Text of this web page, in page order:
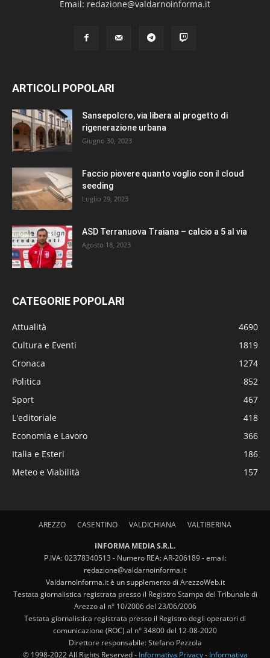
Email: redazione@valdarnoinforma.it
ARTICOLI POPOLARI
Sansepolcro, via libera al progetto di
rigenerazione urbana
Giugno 30, 2023
Faccio piovere quanto voglio con il cloud
seeding
Luglio 29, 2023
ASD Terranuova Traiana – calcio a 5 al via
Agosto 18, 2023
CATEGORIE POPOLARI
Attualità
4690
Cultura e Eventi
1819
Cronaca
1274
Politica
852
Sport
467
L'editoriale
418
Economia e Lavoro
366
Italia e Esteri
186
Meteo e Viabilità
157
AREZZO CASENTINO VALDICHIANA VALTIBERINA
INFORMA MEDIA S.R.L.
P.IVA: 02378340513 - Numero REA: AR-206189 - email:
redazione@valdarnoinforma.it
ValdarnoInforma.it è un supplemento di ArezzoWeb.it
Testata giornalistica registrata presso il Registro Stampa del Tribunale di
Arezzo al n° 10/2006 del 23/06/2006
Testata giornalistica registrata presso il Registro degli operatori di
comunicazione (ROC) al n° 34800 del 12-08-2020
Direttore responsabile: Stefano Pezzola
© 1998-2022 All Rights Reserved - Informativa Privacy- Informativa